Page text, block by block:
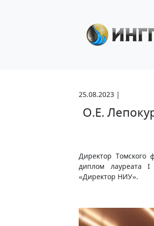
25.08.2023 |
О.Е.
Директор
диплом лауреата I
«Директор НИУ».